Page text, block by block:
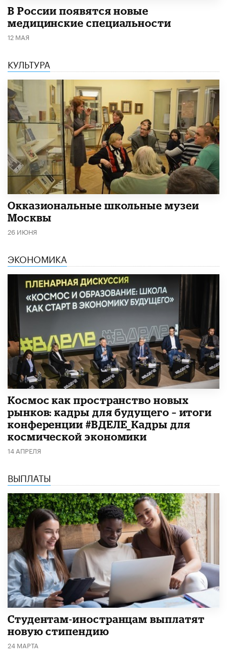
В России появятся новые
медицинские специальности
12 МАЯ
КУЛЬТУРА
​Окказиональные школьные музеи
Москвы
26 ИЮНЯ
ЭКОНОМИКА
Космос как пространство новых
рынков: кадры для будущего – итоги
конференции #ВДЕЛЕ_Кадры для
космической экономики
14 АПРЕЛЯ
ВЫПЛАТЫ
Студентам-иностранцам выплатят
новую стипендию
24 МАРТА